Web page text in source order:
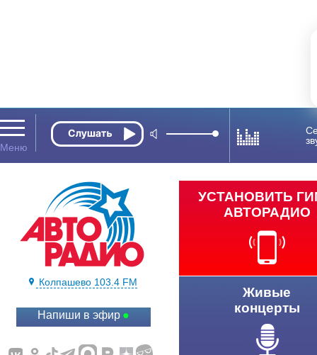
Колпашево 103.4 FM
Напиши в эфир
УСТАНОВИТЬ
АВТОРАДИО
Живые
концерты